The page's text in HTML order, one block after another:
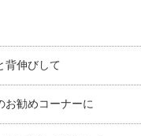
背伸びして
お勧めコーナーに